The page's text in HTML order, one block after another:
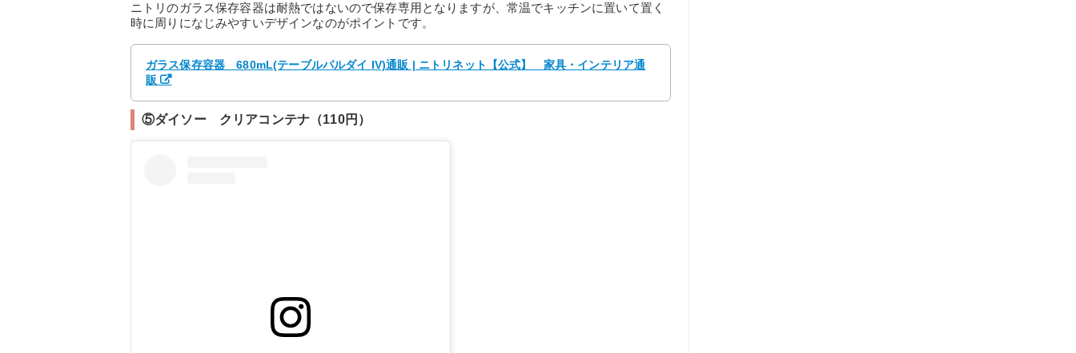
ニトリのガラス保存容器は耐熱ではないので保存専用となりますが、常温でキッチンに置いて置く
時に周りになじみやすいデザインなのがポイントです。
ガラス保存容器 680mL(テーブルパルダイ IV)通販 | ニトリネット【公式】 家具・インテリア通
販
⑤ダイソー クリアコンテナ（110円）